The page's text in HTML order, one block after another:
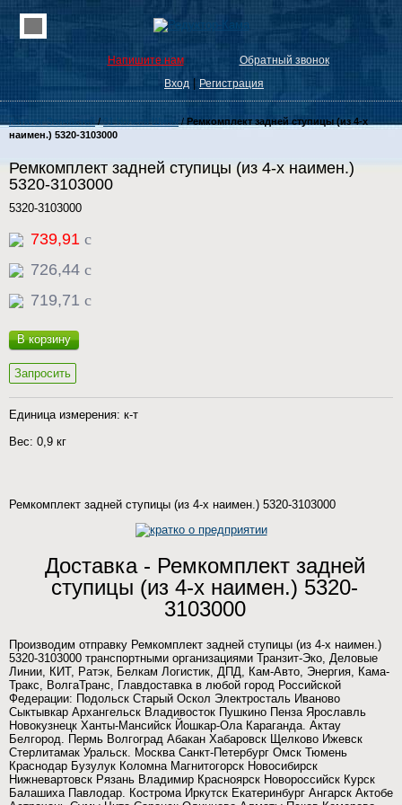
Напишите нам
Обратный звонок
Вход
Регистрация
Каталог Запчастей/31 Колеса Шины/Ремкомплект задней ступицы (из 4-х
наимен.) 5320-3103000
Ремкомплект задней ступицы (из 4-х наимен.)
5320-3103000
5320-3103000
739,91 c
726,44 c
719,71 c
В корзину
Запросить
Единица измерения: к-т
Вес: 0,9 кг
Ремкомплект задней ступицы (из 4-х наимен.) 5320-3103000
Доставка - Ремкомплект задней
ступицы (из 4-х наимен.) 5320-
3103000
Производим отправку Ремкомплект задней ступицы (из 4-х наимен.)
5320-3103000 транспортными организациями Транзит-Эко, Деловые
Линии, КИТ, Ратэк, Белкам Логистик, ДПД, Кам-Авто, Энергия, Кама-
Тракс, ВолгаТранс, Главдоставка в любой город Российской
Федерации: Подольск Старый Оскол Электросталь Иваново
Сыктывкар Архангельск Владивосток Пушкино Пенза Ярославль
Новокузнецк Ханты-Мансийск Йошкар-Ола Караганда. Актау
Белгород. Пермь Волгоград Абакан Хабаровск Щелково Ижевск
Стерлитамак Уральск. Москва Санкт-Петербург Омск Тюмень
Краснодар Бузулук Коломна Магнитогорск Новосибирск
Нижневартовск Рязань Владимир Красноярск Новороссийск Курск
Балашиха Павлодар. Кострома Иркутск Екатеринбург Ангарск Актобе